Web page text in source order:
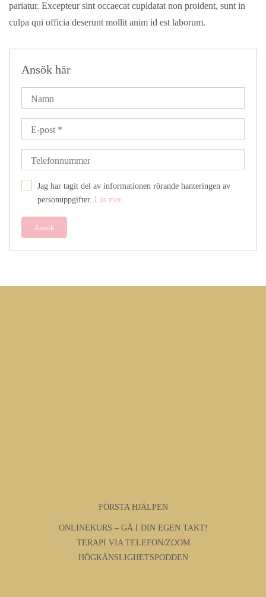
pariatur. Excepteur sint occaecat cupidatat non proident, sunt in
culpa qui officia deserunt mollit anim id est laborum.
Ansök här
Jag har tagit del av informationen rörande hanteringen av
personuppgifter. Läs mer.
FÖRSTA HJÄLPEN
ONLINEKURS – GÅ I DIN EGEN TAKT!
TERAPI VIA TELEFON/ZOOM
HÖGKÄNSLIGHETSPODDEN